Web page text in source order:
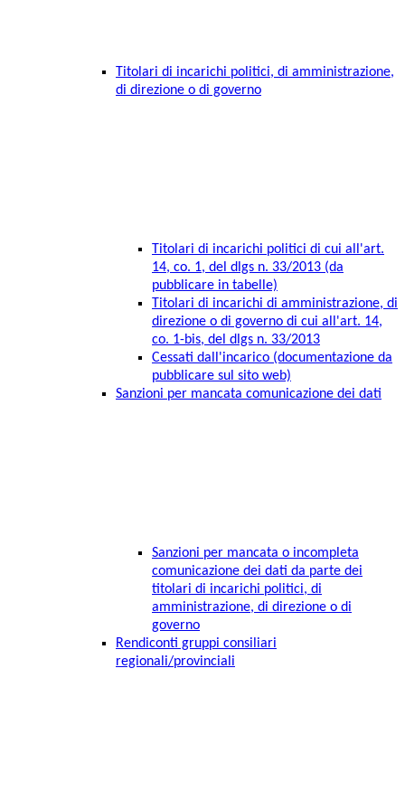
Titolari di incarichi politici, di amministrazione,
di direzione o di governo
Titolari di incarichi politici di cui all'art.
14, co. 1, del dlgs n. 33/2013 (da
pubblicare in tabelle)
Titolari di incarichi di amministrazione, di
direzione o di governo di cui all'art. 14,
co. 1-bis, del dlgs n. 33/2013
Cessati dall'incarico (documentazione da
pubblicare sul sito web)
Sanzioni per mancata comunicazione dei dati
Sanzioni per mancata o incompleta
comunicazione dei dati da parte dei
titolari di incarichi politici, di
amministrazione, di direzione o di
governo
Rendiconti gruppi consiliari
regionali/provinciali